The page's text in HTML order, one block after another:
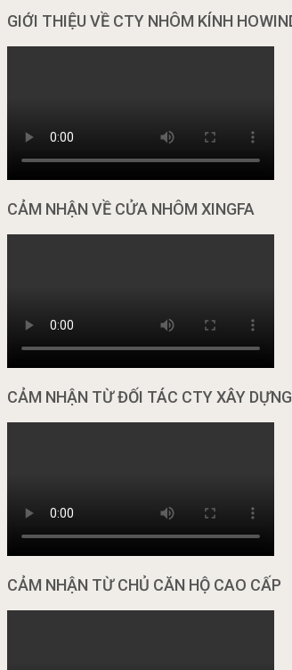
GIỚI THIỆU VỀ CTY NHÔM KÍNH
CẢM NHẬN VỀ CỬA NHÔM XINGFA
CẢM NHẬN TỪ ĐỐI TÁC CTY XÂY
CẢM NHẬN TỪ CHỦ CĂN HỘ CAO CẤP